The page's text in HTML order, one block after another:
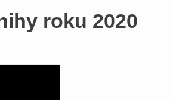
roku 2020